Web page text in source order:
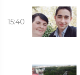
15:40